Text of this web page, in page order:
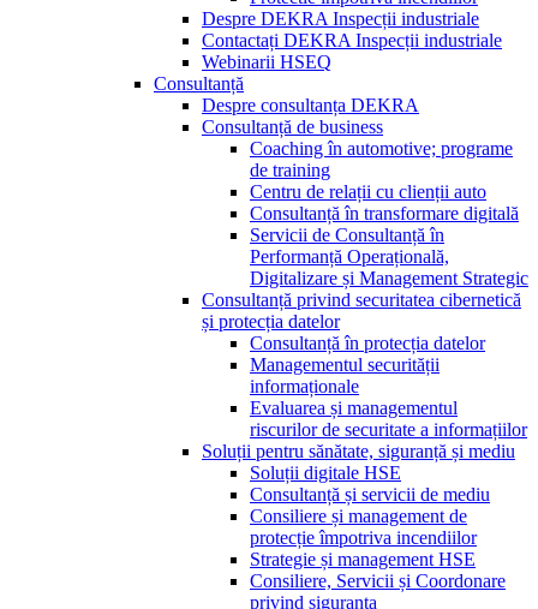
Despre DEKRA Inspecții industriale
Contactați DEKRA Inspecții industriale
Webinarii HSEQ
Consultanță
Despre consultanța DEKRA
Consultanță de business
Coaching în automotive; programe
de training
Centru de relații cu clienții auto
Consultanță în transformare digitală
Servicii de Consultanță în
Performanță Operațională,
Digitalizare și Management Strategic
Consultanță privind securitatea cibernetică
și protecția datelor
Consultanță în protecția datelor
Managementul securității
informaționale
Evaluarea și managementul
riscurilor de securitate a informațiilor
Soluții pentru sănătate, siguranță și mediu
Soluții digitale HSE
Consultanță și servicii de mediu
Consiliere și management de
protecție împotriva incendiilor
Strategie și management HSE
Consiliere, Servicii și Coordonare
privind siguranța